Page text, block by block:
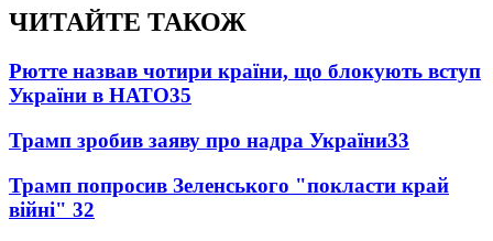
ЧИТАЙТЕ ТАКОЖ
Рютте назвав чотири країни, що блокують вступ
України в НАТО35
Трамп зробив заяву про надра України33
Трамп попросив Зеленського "покласти край
війні" 32